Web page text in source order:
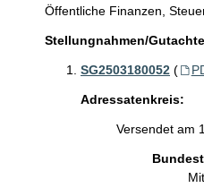
Öffentliche Finanzen,
Stellungnahmen/
SG2503180052 (
Adressatenkreis:
Versendet am